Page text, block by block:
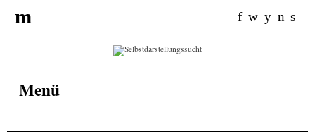
f w y n s
m
Menü